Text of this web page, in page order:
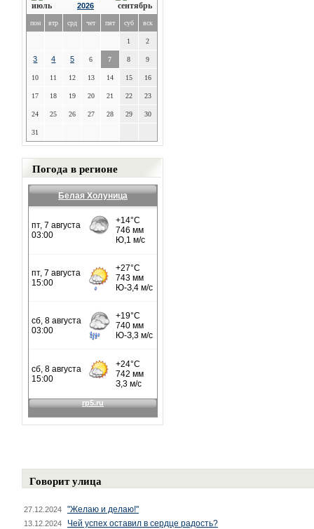
2026
пон втр срд чет пят суб вск
1 2
3 4 5 6 7 8 9
10 11 12 13 14 15 16
17 18 19 20 21 22 23
24 25 26 27 28 29 30
31
Погода в регионе
Белая Холуница
Говорит улица
27.12.2024 "Желаю и делаю!"
13.12.2024 Чей успех оставил в сердце радость?